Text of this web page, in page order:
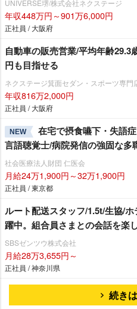
UNIVERSE堺/株式会社ネクステージ
年収448万円～901万6,000円
正社員 / 大阪府
自動車の販売営業/平均年齢29.3
円も目指せる
ネクステージ箕面セダン・スポーツ専門
年収816万2,000円
正社員 / 大阪府
NEW
在宅で摂食嚥下・失語
言語聴覚士/病院発信の強固な多
社会医療法人財団 仁医会
月給24万1,900円～32万1,900円
正社員 / 東京都
ルート配送スタッフ/1.5t/生協/
躍中。組合員さまとの会話を楽
SBSゼンツウ株式会社
月給28万3,655円～
正社員 / 神奈川県
続き